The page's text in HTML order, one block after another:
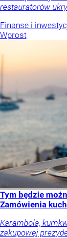
restauratorów
Finanse i
Wprost
Tym będzie
Zamówienia
Karambola,
zakupowej